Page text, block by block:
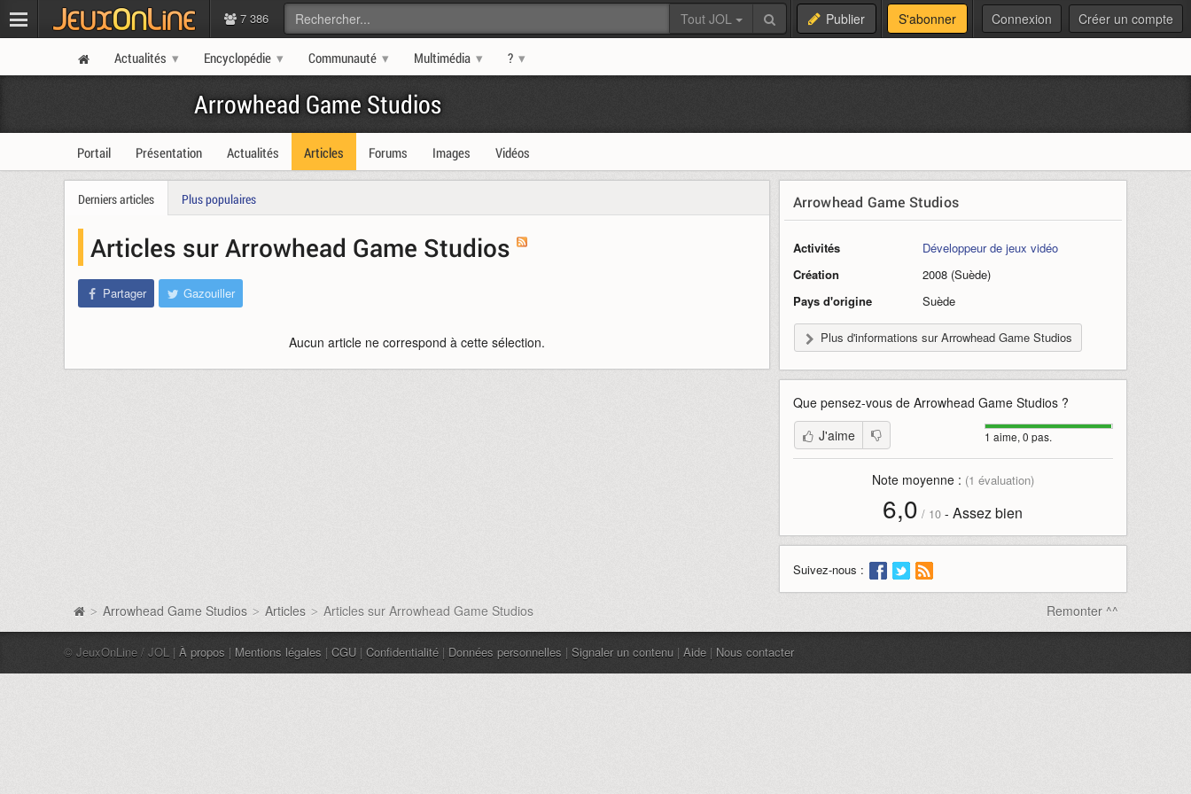
7 386 Tout JOL Publier S'abonner Connexion Créer un compte
Actualités Encyclopédie Communauté Multimédia ?
Arrowhead Game Studios
Portail Présentation Actualités Articles Forums Images Vidéos
Derniers articles Plus populaires
Articles sur Arrowhead Game Studios
Partager Gazouiller
Aucun article ne correspond à cette sélection.
Arrowhead Game Studios
Activités
Développeur de jeux vidéo
Création
2008 (Suède)
Pays d'origine
Suède
Plus d'informations sur Arrowhead Game Studios
Que pensez-vous de Arrowhead Game Studios?
1 aime, 0 pas.
J'aime
Note moyenne : (1 évaluation)
6,0 / 10 -Assez bien
Suivez-nous :
Remonter ^^
> Arrowhead Game Studios > Articles > Articles sur Arrowhead Game Studios
© JeuxOnLine / JOL | À propos | Mentions légales | CGU | Confidentialité | Données personnelles | Signaler un contenu | Aide | Nous contacter